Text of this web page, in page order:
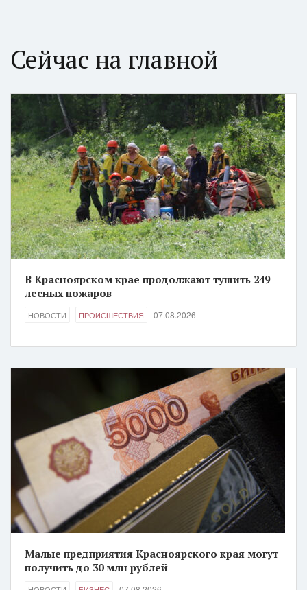
Сейчас на главной
В Красноярском крае продолжают тушить 249
лесных пожаров
НОВОСТИ ПРОИСШЕСТВИЯ 07.08.2026
Малые предприятия Красноярского края могут
получить до 30 млн рублей